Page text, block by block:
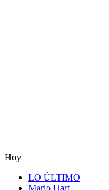
Hoy
LO ÚLTIMO
Mario Hart